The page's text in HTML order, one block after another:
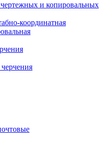
и копировальных
координатная